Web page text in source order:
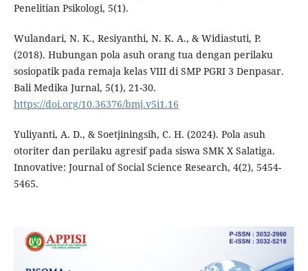
Penelitian Psikologi, 5(1).
Wulandari, N. K., Resiyanthi, N. K. A., & Widiastuti, P.
(2018). Hubungan pola asuh orang tua dengan perilaku
sosiopatik pada remaja kelas VIII di SMP PGRI 3 Denpasar.
Bali Medika Jurnal, 5(1), 21-30.
https://doi.org/10.36376/bmj.v5i1.16
Yuliyanti, A. D., & Soetjiningsih, C. H. (2024). Pola asuh
otoriter dan perilaku agresif pada siswa SMK X Salatiga.
Innovative: Journal of Social Science Research, 4(2), 5454-
5465.